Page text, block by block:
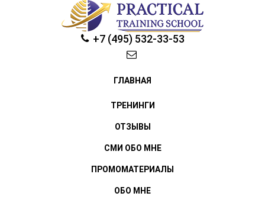
+7 (495) 532-33-53
ГЛАВНАЯ
ТРЕНИНГИ
ОТЗЫВЫ
СМИ ОБО МНЕ
ПРОМОМАТЕРИАЛЫ
ОБО МНЕ